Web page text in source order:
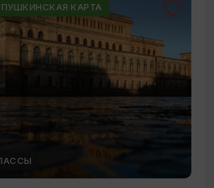
ПУШКИНСКАЯ КАРТА